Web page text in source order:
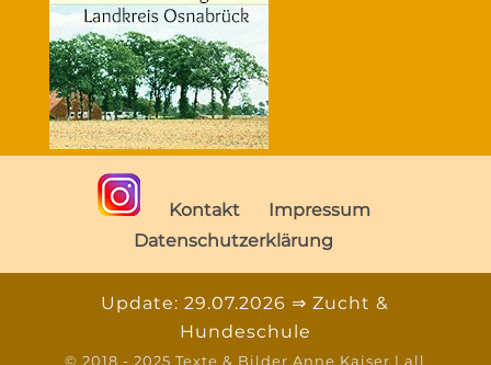
Kontakt
Impressum
Datenschutzerklärung
Update: 29.07.2026 ⇒ Zucht &
Hundeschule
© 2018 - 2025 Texte & Bilder Anne Kaiser | all